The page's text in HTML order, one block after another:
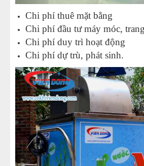
Chi phí thuê mặt bằng
Chi phí đầu tư máy móc,
Chi phí duy trì hoạt động
Chi phí dự trù, phát sinh.